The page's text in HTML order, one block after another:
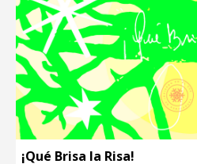
¡Qué Brisa la Risa!